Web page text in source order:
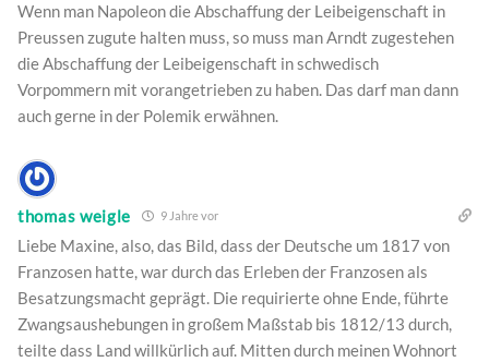
Wenn man Napoleon die Abschaffung der Leibeigenschaft in
Preussen zugute halten muss, so muss man Arndt zugestehen
die Abschaffung der Leibeigenschaft in schwedisch
Vorpommern mit vorangetrieben zu haben. Das darf man dann
auch gerne in der Polemik erwähnen.
thomas weigle 9 Jahre vor
Liebe Maxine, also, das Bild, dass der Deutsche um 1817 von
Franzosen hatte, war durch das Erleben der Franzosen als
Besatzungsmacht geprägt. Die requirierte ohne Ende, führte
Zwangsaushebungen in großem Maßstab bis 1812/13 durch,
teilte dass Land willkürlich auf. Mitten durch meinen Wohnort